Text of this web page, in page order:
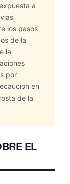
a
los pasos
de la
la
por
en
de la
EL